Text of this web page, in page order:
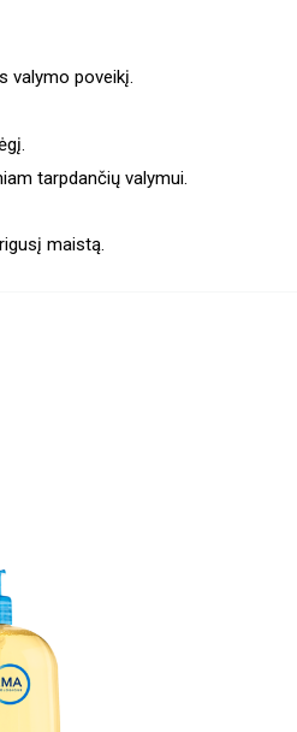
valymo poveikį.
tarpdančių valymui.
maistą.